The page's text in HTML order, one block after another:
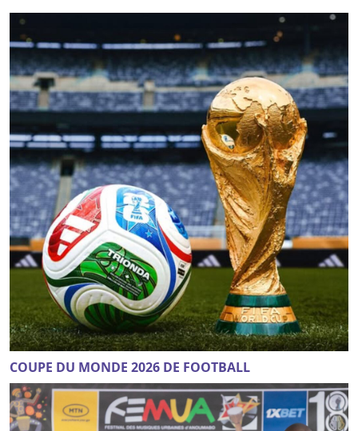
COUPE DU MONDE 2026 DE FOOTBALL